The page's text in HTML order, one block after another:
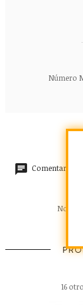
Número
Comentarios (0)
No
16